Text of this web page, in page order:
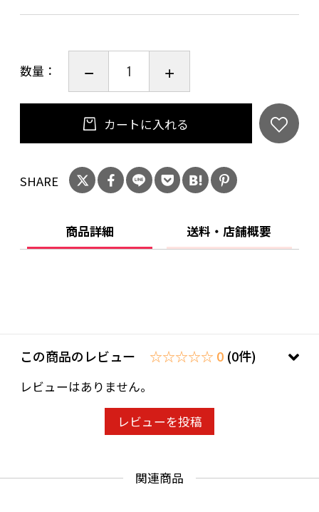
【手さげ袋】別売
（直射日光・高温多湿を避け常温で保存し、開
封後はお早くお召し上がりください）
【アレルゲン28品目】小麦・卵・ゴマ
数量：
カートに入れる
SHARE
商品詳細 送料・店舗概要
この商品のレビュー ☆☆☆☆☆ 0 (0件)
レビューはありません。
レビューを投稿
関連商品